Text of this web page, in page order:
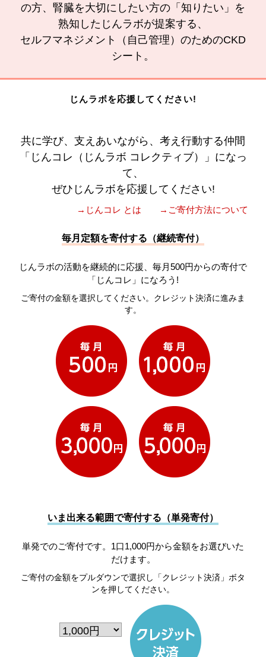
の方、腎臓を大切にしたい方の「知りたい」を
熟知したじんラボが提案する、
セルフマネジメント（自己管理）のためのCKD
シート。
じんラボを応援してください!
共に学び、支えあいながら、考え行動する仲間
「じんコレ（じんラボ コレクティブ）」になっ
て、
ぜひじんラボを応援してください!
→じんコレ とは →ご寄付方法について
毎月定額を寄付する（継続寄付）
じんラボの活動を継続的に応援、毎月500円からの寄付で
「じんコレ」になろう!
ご寄付の金額を選択してください。クレジット決済に進みま
す。
いま出来る範囲で寄付する（単発寄付）
単発でのご寄付です。1口1,000円から金額をお選びいた
だけます。
ご寄付の金額をプルダウンで選択し「クレジット決済」ボタ
ンを押してください。